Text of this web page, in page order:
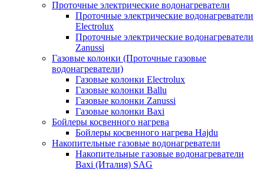
Проточные электрические водонагреватели
Проточные электрические водонагреватели
Electrolux
Проточные электрические водонагреватели
Zanussi
Газовые колонки (Проточные газовые
водонагреватели)
Газовые колонки Electrolux
Газовые колонки Ballu
Газовые колонки Zanussi
Газовые колонки Baxi
Бойлеры косвенного нагрева
Бойлеры косвенного нагрева Hajdu
Накопительные газовые водонагреватели
Накопительные газовые водонагреватели
Baxi (Италия) SAG